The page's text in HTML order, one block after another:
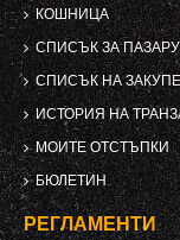
КОШНИЦА
СПИСЪК ЗА
СПИСЪК НА
ИСТОРИЯ НА
МОИТЕ ОТСТЪПКИ
БЮЛЕТИН
РЕГЛАМЕНТИ